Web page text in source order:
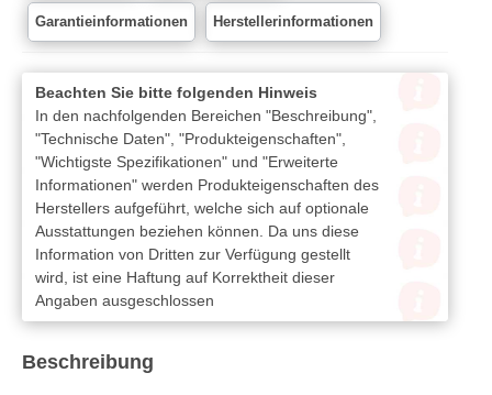
Garantieinformationen Herstellerinformationen
Beachten Sie bitte folgenden Hinweis
In den nachfolgenden Bereichen "Beschreibung",
"Technische Daten", "Produkteigenschaften",
"Wichtigste Spezifikationen" und "Erweiterte
Informationen" werden Produkteigenschaften des
Herstellers aufgeführt, welche sich auf optionale
Ausstattungen beziehen können. Da uns diese
Information von Dritten zur Verfügung gestellt
wird, ist eine Haftung auf Korrektheit dieser
Angaben ausgeschlossen
Beschreibung